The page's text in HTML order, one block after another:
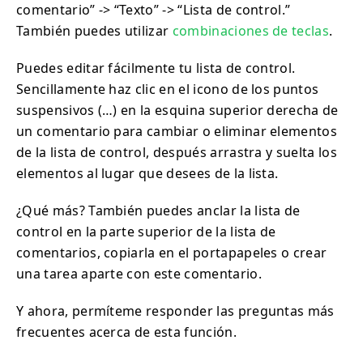
comentario” -> “Texto” -> “Lista de control.”
También puedes utilizar combinaciones de teclas.
Puedes editar fácilmente tu lista de control.
Sencillamente haz clic en el icono de los puntos
suspensivos (…) en la esquina superior derecha de
un comentario para cambiar o eliminar elementos
de la lista de control, después arrastra y suelta los
elementos al lugar que desees de la lista.
¿Qué más? También puedes anclar la lista de
control en la parte superior de la lista de
comentarios, copiarla en el portapapeles o crear
una tarea aparte con este comentario.
Y ahora, permíteme responder las preguntas más
frecuentes acerca de esta función.